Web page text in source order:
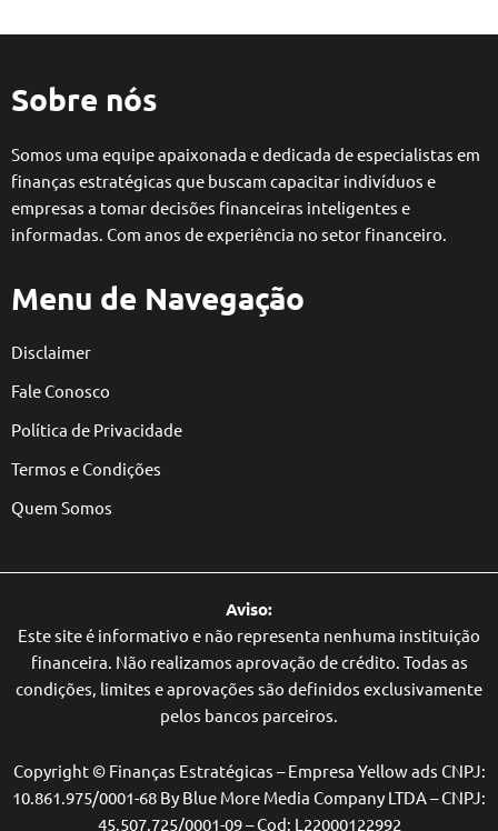
Sobre nós
Somos uma equipe apaixonada e dedicada de especialistas em
finanças estratégicas que buscam capacitar indivíduos e
empresas a tomar decisões financeiras inteligentes e
informadas. Com anos de experiência no setor financeiro.
Menu de Navegação
Disclaimer
Fale Conosco
Política de Privacidade
Termos e Condições
Quem Somos
Aviso:
Este site é informativo e não representa nenhuma instituição
financeira. Não realizamos aprovação de crédito. Todas as
condições, limites e aprovações são definidos exclusivamente
pelos bancos parceiros.
Copyright © Finanças Estratégicas – Empresa Yellow ads CNPJ:
10.861.975/0001-68 By Blue More Media Company LTDA – CNPJ:
45.507.725/0001-09 – Cod: L22000122992